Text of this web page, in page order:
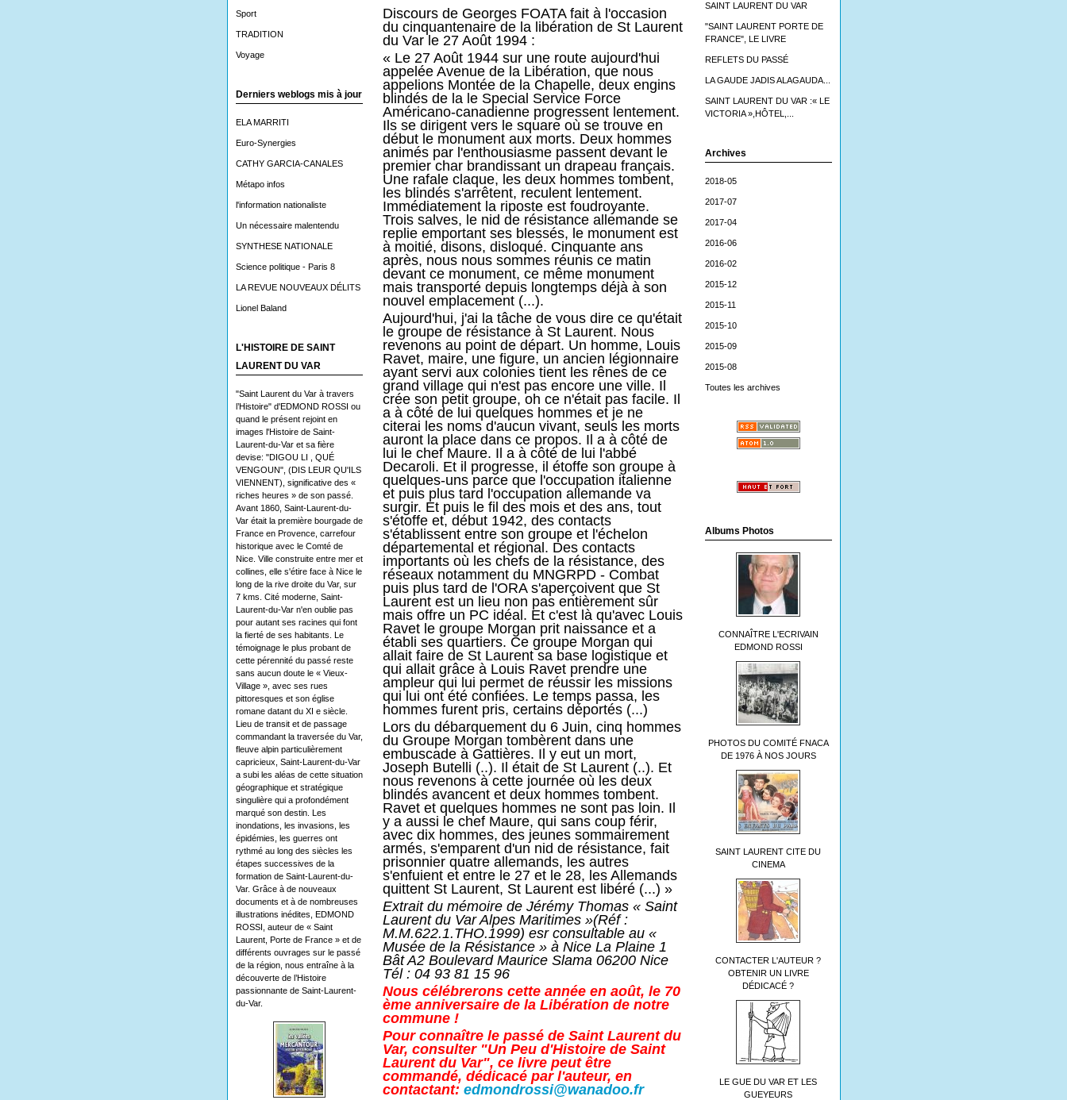
Sport
TRADITION
Voyage
Derniers weblogs mis à jour
ELA MARRITI
Euro-Synergies
CATHY GARCIA-CANALES
Métapo infos
l'information nationaliste
Un nécessaire malentendu
SYNTHESE NATIONALE
Science politique - Paris 8
LA REVUE NOUVEAUX DÉLITS
Lionel Baland
L'HISTOIRE DE SAINT
LAURENT DU VAR
"Saint Laurent du Var à travers
l’Histoire" d'EDMOND ROSSI ou
quand le présent rejoint en
images l'Histoire de Saint-
Laurent-du-Var et sa fière
devise: "DIGOU LI , QUÉ
VENGOUN", (DIS LEUR QU'ILS
VIENNENT), significative des «
riches heures » de son passé.
Avant 1860, Saint-Laurent-du-
Var était la première bourgade de
France en Provence, carrefour
historique avec le Comté de
Nice. Ville construite entre mer et
collines, elle s'étire face à Nice le
long de la rive droite du Var, sur
7 kms. Cité moderne, Saint-
Laurent-du-Var n'en oublie pas
pour autant ses racines qui font
la fierté de ses habitants. Le
témoignage le plus probant de
cette pérennité du passé reste
sans aucun doute le « Vieux-
Village », avec ses rues
pittoresques et son église
romane datant du XI e siècle.
Lieu de transit et de passage
commandant la traversée du Var,
fleuve alpin particulièrement
capricieux, Saint-Laurent-du-Var
a subi les aléas de cette situation
géographique et stratégique
singulière qui a profondément
marqué son destin. Les
inondations, les invasions, les
épidémies, les guerres ont
rythmé au long des siècles les
étapes successives de la
formation de Saint-Laurent-du-
Var. Grâce à de nouveaux
documents et à de nombreuses
illustrations inédites, EDMOND
ROSSI, auteur de « Saint
Laurent, Porte de France » et de
différents ouvrages sur le passé
de la région, nous entraîne à la
découverte de l’Histoire
passionnante de Saint-Laurent-
du-Var.
SAINT LAURENT DU VAR
"SAINT LAURENT PORTE DE
FRANCE", LE LIVRE
REFLETS DU PASSÉ
LA GAUDE JADIS ALAGAUDA...
SAINT LAURENT DU VAR :« LE
VICTORIA »,HÔTEL,...
Archives
2018-05
2017-07
2017-04
2016-06
2016-02
2015-12
2015-11
2015-10
2015-09
2015-08
Toutes les archives
Albums Photos
CONNAÎTRE L'ECRIVAIN
EDMOND ROSSI
PHOTOS DU COMITÉ FNACA
DE 1976 À NOS JOURS
SAINT LAURENT CITE DU
CINEMA
CONTACTER L'AUTEUR ?
OBTENIR UN LIVRE
DÉDICACÉ ?
LE GUE DU VAR ET LES
GUEYEURS
Discours de Georges FOATA fait à l'occasion
du cinquantenaire de la libération de St Laurent
du Var le 27 Août 1994 :
« Le 27 Août 1944 sur une route aujourd'hui
appelée Avenue de la Libération, que nous
appelions Montée de la Chapelle, deux engins
blindés de la le Special Service Force
Américano-canadienne progressent lentement.
Ils se dirigent vers le square où se trouve en
début le monument aux morts. Deux hommes
animés par l'enthousiasme passent devant le
premier char brandissant un drapeau français.
Une rafale claque, les deux hommes tombent,
les blindés s'arrêtent, reculent lentement.
Immédiatement la riposte est foudroyante.
Trois salves, le nid de résistance allemande se
replie emportant ses blessés, le monument est
à moitié, disons, disloqué. Cinquante ans
après, nous nous sommes réunis ce matin
devant ce monument, ce même monument
mais transporté depuis longtemps déjà à son
nouvel emplacement (...).
Aujourd'hui, j'ai la tâche de vous dire ce qu'était
le groupe de résistance à St Laurent. Nous
revenons au point de départ. Un homme, Louis
Ravet, maire, une figure, un ancien légionnaire
ayant servi aux colonies tient les rênes de ce
grand village qui n'est pas encore une ville. Il
crée son petit groupe, oh ce n'était pas facile. Il
a à côté de lui quelques hommes et je ne
citerai les noms d'aucun vivant, seuls les morts
auront la place dans ce propos. Il a à côté de
lui le chef Maure. Il a à côté de lui l'abbé
Decaroli. Et il progresse, il étoffe son groupe à
quelques-uns parce que l'occupation italienne
et puis plus tard l'occupation allemande va
surgir. Et puis le fil des mois et des ans, tout
s'étoffe et, début 1942, des contacts
s'établissent entre son groupe et l'échelon
départemental et régional. Des contacts
importants où les chefs de la résistance, des
réseaux notamment du MNGRPD - Combat
puis plus tard de l'ORA s'aperçoivent que St
Laurent est un lieu non pas entièrement sûr
mais offre un PC idéal. Et c'est là qu'avec Louis
Ravet le groupe Morgan prit naissance et a
établi ses quartiers. Ce groupe Morgan qui
allait faire de St Laurent sa base logistique et
qui allait grâce à Louis Ravet prendre une
ampleur qui lui permet de réussir les missions
qui lui ont été confiées. Le temps passa, les
hommes furent pris, certains déportés (...)
Lors du débarquement du 6 Juin, cinq hommes
du Groupe Morgan tombèrent dans une
embuscade à Gattières. Il y eut un mort,
Joseph Butelli (..). Il était de St Laurent (..). Et
nous revenons à cette journée où les deux
blindés avancent et deux hommes tombent.
Ravet et quelques hommes ne sont pas loin. Il
y a aussi le chef Maure, qui sans coup férir,
avec dix hommes, des jeunes sommairement
armés, s'emparent d'un nid de résistance, fait
prisonnier quatre allemands, les autres
s'enfuient et entre le 27 et le 28, les Allemands
quittent St Laurent, St Laurent est libéré (...) »
Extrait du mémoire de Jérémy Thomas « Saint
Laurent du Var Alpes Maritimes »(Réf :
M.M.622.1.THO.1999) esr consultable au «
Musée de la Résistance » à Nice La Plaine 1
Bât A2 Boulevard Maurice Slama 06200 Nice
Tél : 04 93 81 15 96
Nous célébrerons cette année en août, le 70
ème anniversaire de la Libération de notre
commune !
Pour connaître le passé de Saint Laurent du
Var, consulter "Un Peu d'Histoire de Saint
Laurent du Var", ce livre peut être
commandé, dédicacé par l'auteur, en
contactant: edmondrossi@wanadoo.fr